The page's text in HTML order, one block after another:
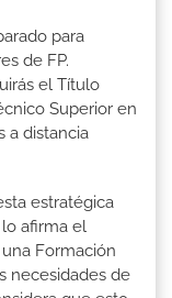
para
de FP.
el Título
Superior en
a distancia
estratégica
afirma el
Formación
necesidades de